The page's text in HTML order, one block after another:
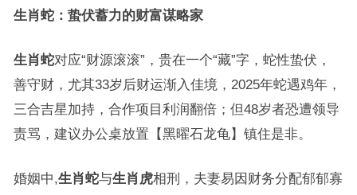
生肖蛇：蛰伏蓄力的财富谋略家
生肖蛇对应“财源滚滚”，贵在一个“藏”字，蛇性蛰伏，
善守财，尤其33岁后财运渐入佳境，2025年蛇遇鸡年，
三合吉星加持，合作项目利润翻倍；但48岁者恐遭领导
责骂，建议办公桌放置【黑曜石龙龟】镇住是非。
婚姻中,生肖蛇与生肖虎相刑，夫妻易因财务分配郁郁寡